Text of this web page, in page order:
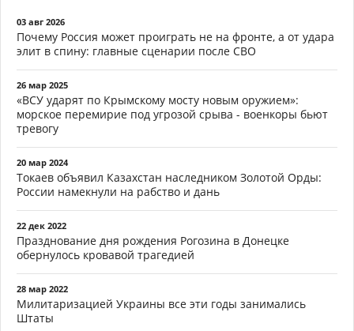
03 авг 2026
Почему Россия может проиграть не на фронте, а от удара
элит в спину: главные сценарии после СВО
26 мар 2025
«ВСУ ударят по Крымскому мосту новым оружием»:
морское перемирие под угрозой срыва - военкоры бьют
тревогу
20 мар 2024
Токаев объявил Казахстан наследником Золотой Орды:
России намекнули на рабство и дань
22 дек 2022
Празднование дня рождения Рогозина в Донецке
обернулось кровавой трагедией
28 мар 2022
Милитаризацией Украины все эти годы занимались
Штаты